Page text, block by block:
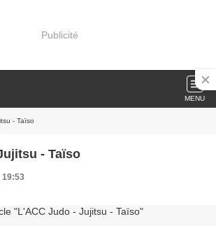
Publicité
MENU
- Taïso
- Taïso
19:53